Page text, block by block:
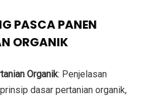
PASCA PANEN
ORGANIK
Organik: Penjelasan
dasar pertanian organik,